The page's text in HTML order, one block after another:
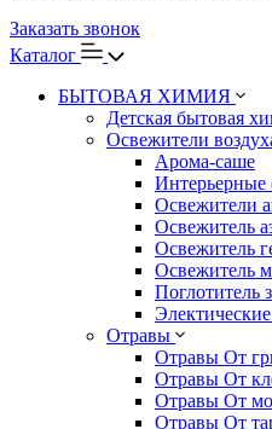
Заказать звонок
Каталог
БЫТОВАЯ ХИМИЯ
Детская бытовая
Освежители
Арома-саше
Интерьерные
Освежители
Освежитель
Освежитель
Освежитель
Поглотитель
Отравы
Отравы От
Отравы От
Отравы От
Отравы От